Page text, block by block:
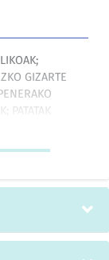
GIZARTE
PATATAK
Ore
patata